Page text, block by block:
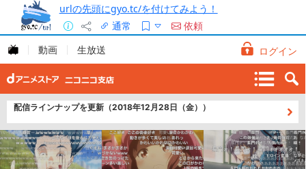
urlの先頭にgyo.tc/を付けてみよう！
通常
依頼